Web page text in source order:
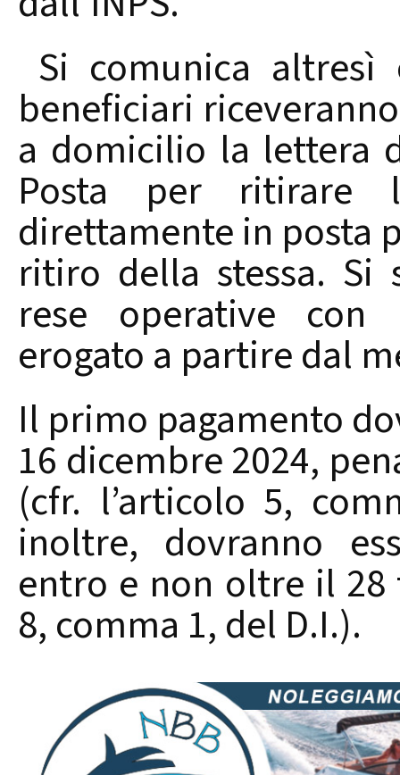
Si comunica
beneficiari
a domicilio la lettera
Posta per ritirare
direttamente in posta
ritiro della stessa. Si
rese operative con
erogato a partire dal
Il primo pagamento
16 dicembre 2024,
(cfr. l’articolo 5,
inoltre, dovranno
entro e non oltre il 28
8, comma 1, del D.I.).